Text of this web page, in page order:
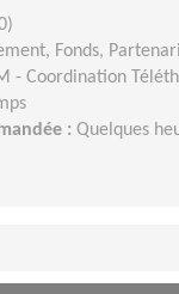
Fonds,
- Coordination
: Quelques